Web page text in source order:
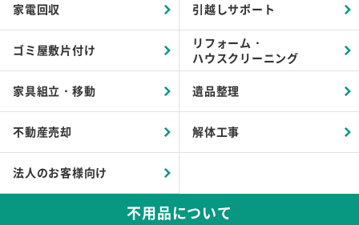
家電回収 引越しサポート
ゴミ屋敷片付け
リフォーム・
ハウスクリーニング
家具組立・移動 遺品整理
不動産売却 解体工事
法人のお客様向け
不用品について